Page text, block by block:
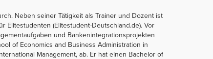
Neben seiner Tätigkeit als Trainer und Dozent ist
(Elitestudent-Deutschland.de). Vor
und Bankenintegrationsprojekten
of Economics and Business Administration in
Management, ab. Er hat einen Bachelor of